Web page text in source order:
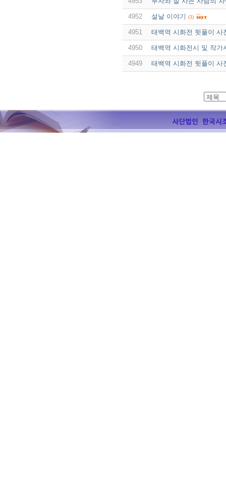
4952 설날 이야기 (3)
4951 태백역 시화전 뒷풀이 사
4950 태백역 시화전시 및 작가
4949 태백역 시화전 뒷풀이 사